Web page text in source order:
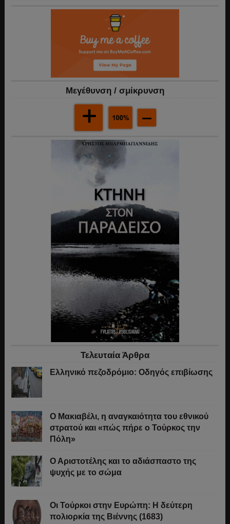
Mεγέθυνση / σμίκρυνση
Τελευταία Άρθρα
Ελληνικό πεζοδρόμιο: Οδηγός επιβίωσης
Ο Μακιαβέλι, η αναγκαιότητα του εθνικού
στρατού και «πώς πήρε ο Τούρκος την
Πόλη»
Ο Αριστοτέλης και το αδιάσπαστο της
ψυχής με το σώμα
Οι Τούρκοι στην Ευρώπη: Η δεύτερη
πολιορκία της Βιέννης (1683)